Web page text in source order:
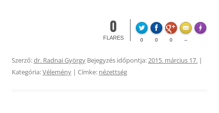
0
FLARES 0 0 0 --
Made
Szerző:dr. Radnai György Bejegyzés időpontja:2015. március 17. |
Kategória:Vélemény | Címke: nézettség